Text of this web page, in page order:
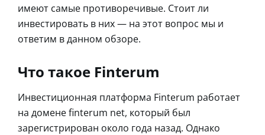
имеют самые противоречивые. Стоит ли
инвестировать в них — на этот вопрос мы и
ответим в данном обзоре.
Что такое Finterum
Инвестиционная платформа Finterum работает
на домене finterum net, который был
зарегистрирован около года назад. Однако